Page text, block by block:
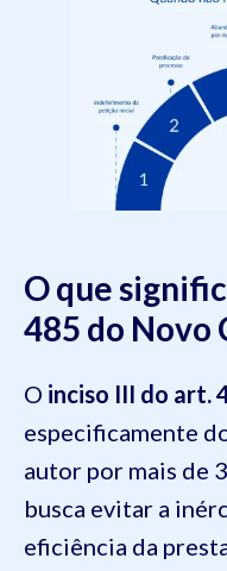
O que
485 do Novo
O inciso III do art.
especificamente
autor por mais de
busca evitar a
eficiência da